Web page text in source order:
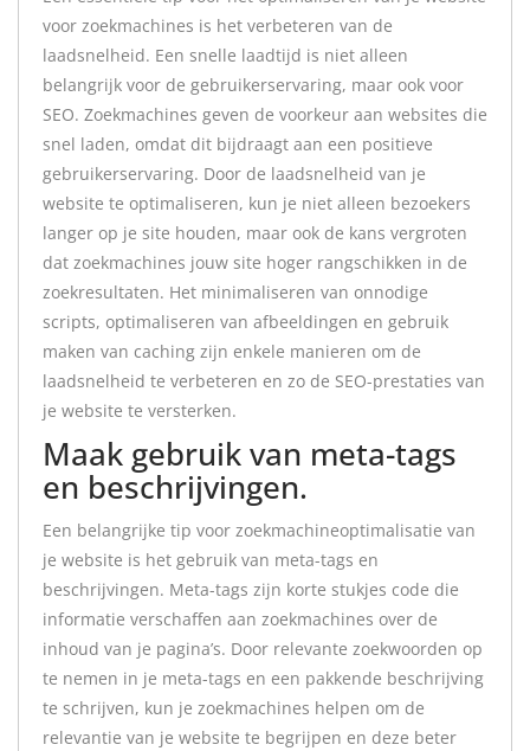
voor zoekmachines is het verbeteren van de
laadsnelheid. Een snelle laadtijd is niet alleen
belangrijk voor de gebruikerservaring, maar ook voor
SEO. Zoekmachines geven de voorkeur aan websites die
snel laden, omdat dit bijdraagt aan een positieve
gebruikerservaring. Door de laadsnelheid van je
website te optimaliseren, kun je niet alleen bezoekers
langer op je site houden, maar ook de kans vergroten
dat zoekmachines jouw site hoger rangschikken in de
zoekresultaten. Het minimaliseren van onnodige
scripts, optimaliseren van afbeeldingen en gebruik
maken van caching zijn enkele manieren om de
laadsnelheid te verbeteren en zo de SEO-prestaties van
je website te versterken.
Maak gebruik van meta-tags
en beschrijvingen.
Een belangrijke tip voor zoekmachineoptimalisatie van
je website is het gebruik van meta-tags en
beschrijvingen. Meta-tags zijn korte stukjes code die
informatie verschaffen aan zoekmachines over de
inhoud van je pagina’s. Door relevante zoekwoorden op
te nemen in je meta-tags en een pakkende beschrijving
te schrijven, kun je zoekmachines helpen om de
relevantie van je website te begrijpen en deze beter